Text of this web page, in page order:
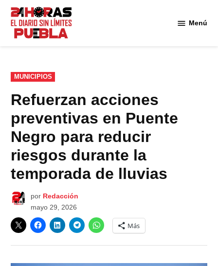
Saltar
contenido
Menú
PUBLICADO
EN
MUNICIPIOS
Refuerzan acciones
preventivas en Puente
Negro para reducir
riesgos durante la
temporada de lluvias
por Redacción
mayo 29, 2026
Más